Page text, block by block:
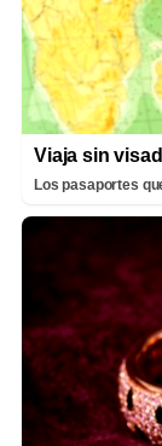
Viaja sin
Los pasaportes